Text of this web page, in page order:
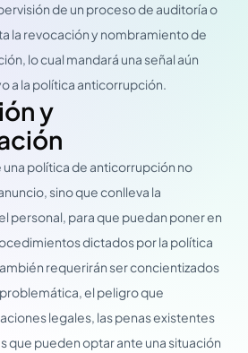
de un proceso de auditoría o
la revocación y nombramiento de
lo cual mandará una señal aún
a la política anticorrupción.
y
política de anticorrupción no
sino que conlleva la
personal, para que puedan poner en
dictados por la política
requerirán ser concientizados
el peligro que
legales, las penas existentes
que pueden optar ante una situación